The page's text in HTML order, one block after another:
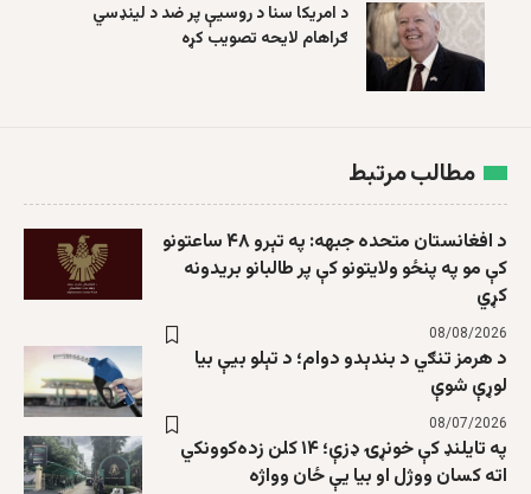
د امریکا سنا د روسیې پر ضد د لینډسي
ګراهام لایحه تصویب کړه
مطالب مرتبط
د افغانستان متحده جبهه: په تېرو ۴۸ ساعتونو
کې مو په پنځو ولایتونو کې پر طالبانو بریدونه
کړي
08/08/2026
د هرمز تنګي د بندېدو دوام؛ د تېلو بیې بیا
لوړې شوې
08/07/2026
په تایلنډ کې خونړۍ ډزې؛ ۱۴ کلن زده‌کوونکي
اته کسان ووژل او بیا یې ځان وواژه